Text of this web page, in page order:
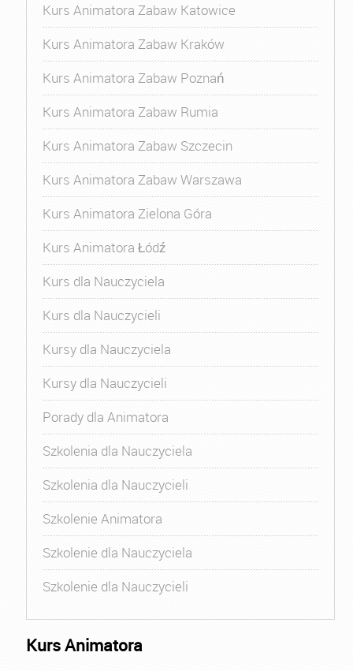
Kurs Animatora Zabaw Katowice
Kurs Animatora Zabaw Kraków
Kurs Animatora Zabaw Poznań
Kurs Animatora Zabaw Rumia
Kurs Animatora Zabaw Szczecin
Kurs Animatora Zabaw Warszawa
Kurs Animatora Zielona Góra
Kurs Animatora Łódź
Kurs dla Nauczyciela
Kurs dla Nauczycieli
Kursy dla Nauczyciela
Kursy dla Nauczycieli
Porady dla Animatora
Szkolenia dla Nauczyciela
Szkolenia dla Nauczycieli
Szkolenie Animatora
Szkolenie dla Nauczyciela
Szkolenie dla Nauczycieli
Kurs Animatora